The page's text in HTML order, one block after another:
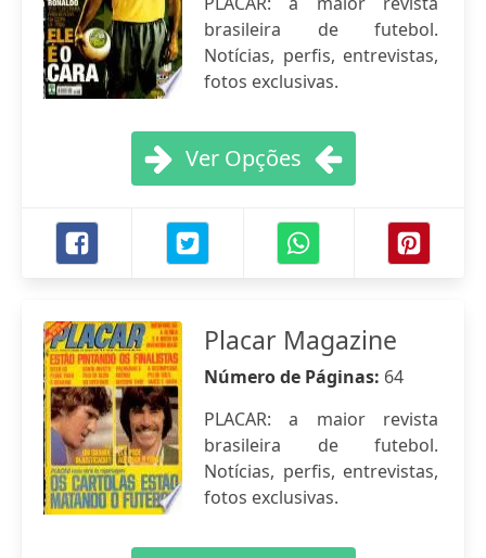
brasileira de futebol.
Notícias, perfis, entrevistas,
fotos exclusivas.
Ver Opções
Placar Magazine
Número de Páginas: 64
PLACAR: a maior revista
brasileira de futebol.
Notícias, perfis, entrevistas,
fotos exclusivas.